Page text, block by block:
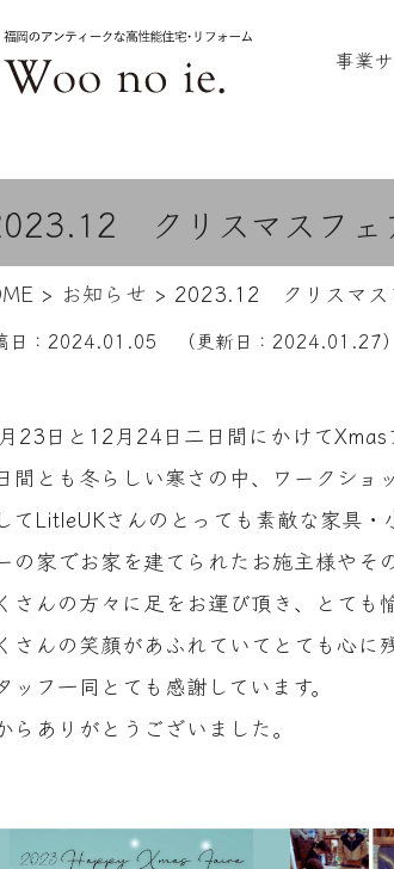
事業
クリスマスフェ
> お知らせ > 2023.12 クリスマス
日： 2024.01.05 （更新日： 2024.01.27）
23日と12月24日二日間にかけてXmas
間とも冬らしい寒さの中、ワークショ
てLitleUKさんのとっても素敵な家具・
の家でお家を建てられたお施主様やそ
さんの方々に足をお運び頂き、とても
さんの笑顔があふれていてとても心に
ッフ一同とても感謝しています。
らありがとうございました。